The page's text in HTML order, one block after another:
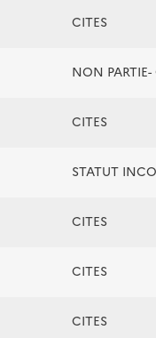
CITES
NON
CITES
STATUT
CITES
CITES
CITES